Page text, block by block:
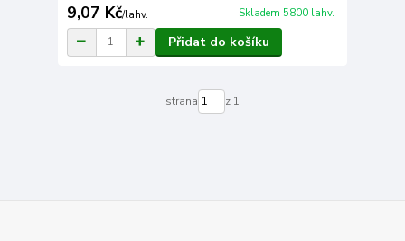
9,07 Kč/lahv. Skladem 5800 lahv.
Přidat do košíku
strana z 1